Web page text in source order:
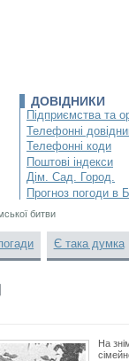
ДОВІДНИКИ
Підприємства та
Телефонні
Телефонні коди
Поштові індекси
Дім. Сад. Город.
Прогноз погоди в
битви
Є така думка
На